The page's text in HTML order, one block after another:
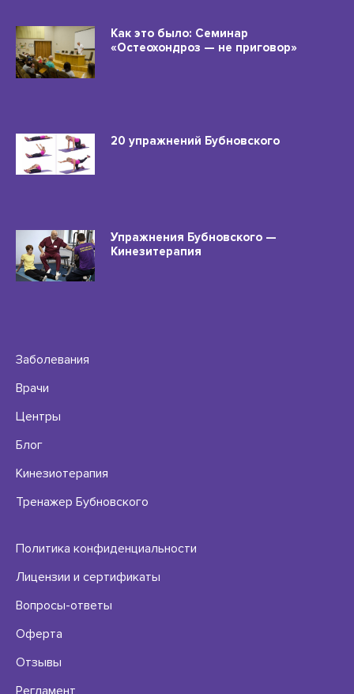
Как это было: Семинар
«Остеохондроз — не приговор»
20 упражнений Бубновского
Упражнения Бубновского —
Кинезитерапия
Заболевания
Врачи
Центры
Блог
Кинезиотерапия
Тренажер Бубновского
Политика конфиденциальности
Лицензии и сертификаты
Вопросы-ответы
Оферта
Отзывы
Регламент